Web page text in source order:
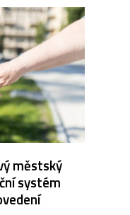
městský
systém